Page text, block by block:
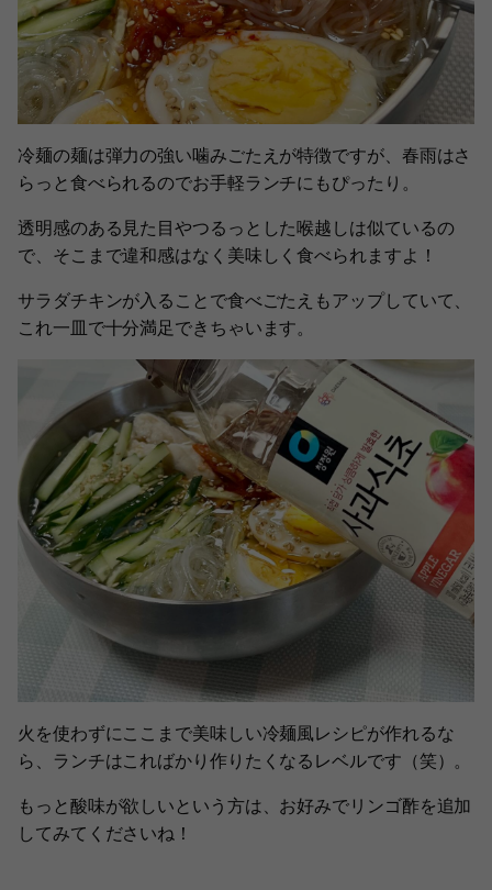
冷麺の麺は弾力の強い噛みごたえが特徴ですが、春雨はさ
らっと食べられるのでお手軽ランチにもぴったり。
透明感のある見た目やつるっとした喉越しは似ているの
で、そこまで違和感はなく美味しく食べられますよ！
サラダチキンが入ることで食べごたえもアップしていて、
これ一皿で十分満足できちゃいます。
火を使わずにここまで美味しい冷麺風レシピが作れるな
ら、ランチはこればかり作りたくなるレベルです（笑）。
もっと酸味が欲しいという方は、お好みでリンゴ酢を追加
してみてくださいね！